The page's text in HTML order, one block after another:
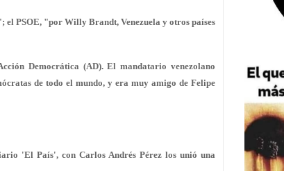
el PSOE, "por Willy Brandt, Venezuela y otros países
Democrática (AD). El mandatario venezolano
de todo el mundo, y era muy amigo de Felipe
'El País', con Carlos Andrés Pérez los unió una